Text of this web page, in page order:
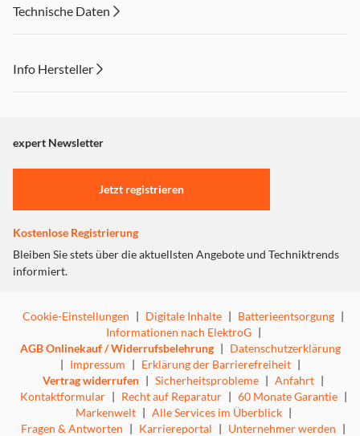
und Koppeln über einen USB‑C Anschluss mit dem Mac
USB‑C Ladekabel
Technische Daten
Abmessungen und Gewicht
Höhe: 0,41 bis 1,09 cm
Breite: 41,87 cm
Tiefe: 11,49 cm
Gewicht: 0,369 kg
Allgemein
Technische Daten
Info Hersteller
"Marketing".
Einstellungen anpassen
expert Newsletter
Jetzt registrieren
Kostenlose Registrierung
Bleiben Sie stets über die aktuellsten Angebote und Techniktrends
informiert.
Cookie-Einstellungen | Digitale Inhalte | Batterieentsorgung |
Informationen nach ElektroG |
AGB Onlinekauf / Widerrufsbelehrung | Datenschutzerklärung
| Impressum | Erklärung der Barrierefreiheit |
Vertrag widerrufen | Sicherheitsprobleme | Anfahrt |
Kontaktformular | Recht auf Reparatur | 60 Monate Garantie |
Markenwelt | Alle Services im Überblick |
Fragen & Antworten | Karriereportal | Unternehmer werden |